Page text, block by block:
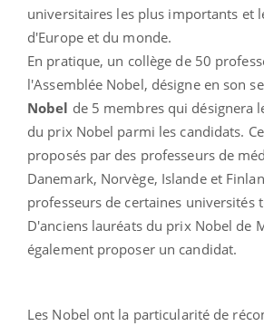
universitaires les plus importants et
d'Europe et du monde.
En pratique, un collège de 50
l'Assemblée Nobel, désigne en son
Nobel de 5 membres qui désignera
du prix Nobel parmi les candidats.
proposés par des professeurs de
Danemark, Norvège, Islande et
professeurs de certaines universités
D'anciens lauréats du prix Nobel de
également proposer un candidat.
Les Nobel ont la particularité de